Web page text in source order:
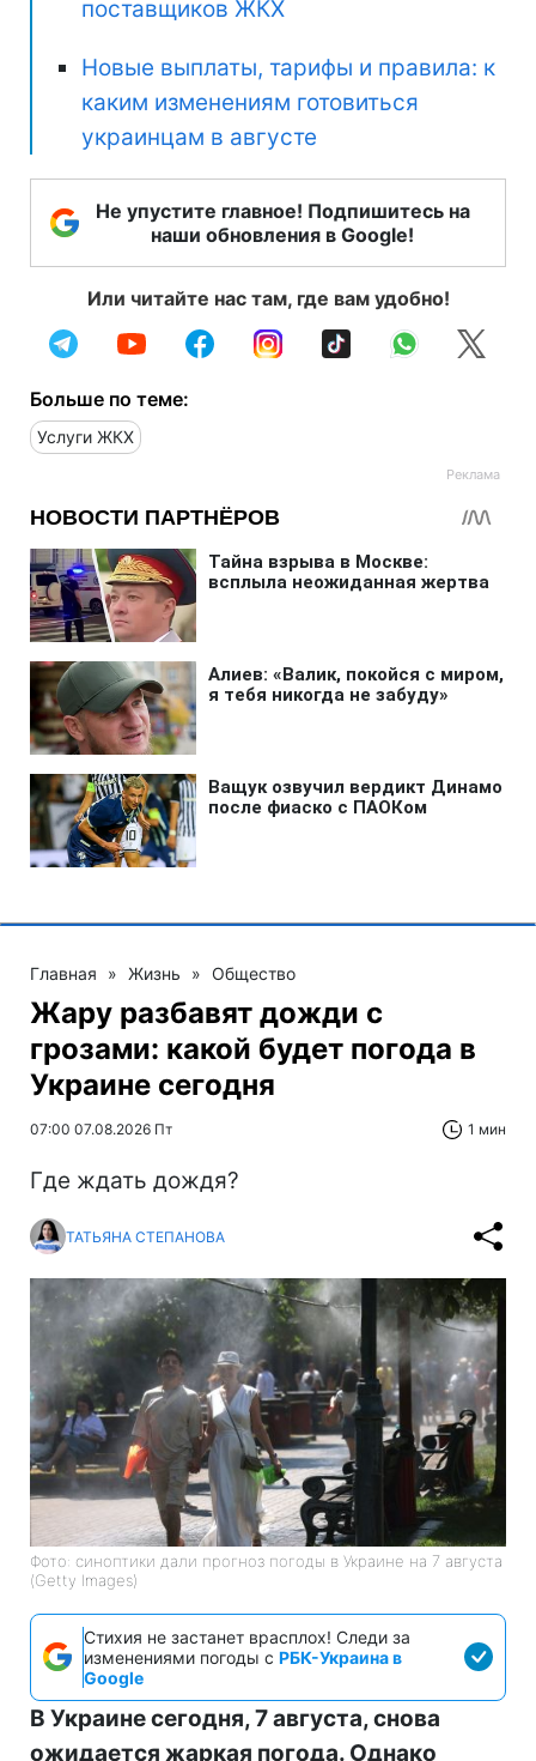
поставщиков ЖКХ
Новые выплаты, тарифы и правила: к
каким изменениям готовиться
украинцам в августе
Не упустите главное! Подпишитесь на
наши обновления в Google!
Или читайте нас там, где вам удобно!
Больше по теме:
Услуги ЖКХ
Главная » Жизнь » Общество
Жару разбавят дожди с
грозами: какой будет погода в
Украине сегодня
07:00 07.08.2026 Пт 1 мин
Где ждать дождя?
ТАТЬЯНА СТЕПАНОВА
Фото: синоптики дали прогноз погоды в Украине на 7 августа
(Getty Images)
Стихия не застанет врасплох! Следи за
изменениями погоды с РБК-Украина в
Google
В Украине сегодня, 7 августа, снова
ожидается жаркая погода. Однако